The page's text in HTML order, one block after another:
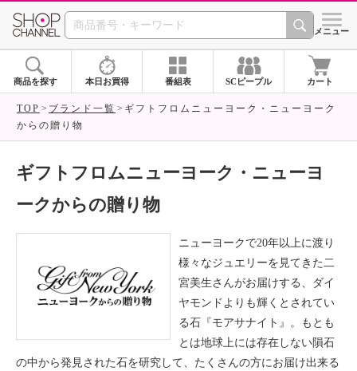
SHOP CHANNEL ショッ
メニュー
商品を探す 本日お買得 番組表 SCピープル カート
TOP ブランド一覧
ギフトフロムニューヨーク・ニューヨーク
からの贈り物
ギフトフロムニューヨーク・ニューヨ
ークからの贈り物
ニューヨークで20年以上に渡り
様々なジュエリーを見てきた二
宮美生さんがお届けする、ダイ
ヤモンドよりも輝くとされてい
る石『モアサナイト』。もとも
とは地球上には存在しない隕石
の中から発見された石を研究して、たくさんの方にお届け出来る